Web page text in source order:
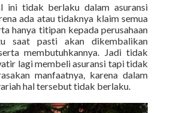
ini tidak berlaku dalam asuransi
ada atau tidaknya klaim semua
hanya titipan kepada perusahaan
saat pasti akan dikembalikan
membutuhkannya. Jadi tidak
lagi membeli asuransi tapi tidak
manfaatnya, karena dalam
hal tersebut tidak berlaku.